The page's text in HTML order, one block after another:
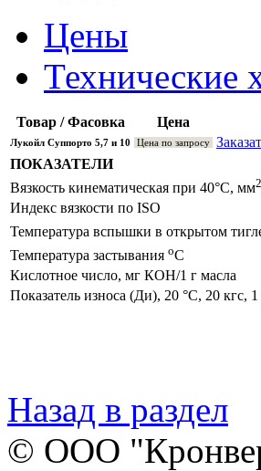
Цены
Технические
Товар / Фасовка Цена
Лукойл Суппорто 5,7 и 10 Цена по запросу
ПОКАЗАТЕЛИ
Вязкость кинематическая при 40°С, мм2
Индекс вязкости по ISO
Температура вспышки в открытом
Температура застывания oC
Кислотное число, мг КОН/1 г масла
Показатель износа (Ди), 20 °С, 20 кгс,
Назад в раздел
© ООО